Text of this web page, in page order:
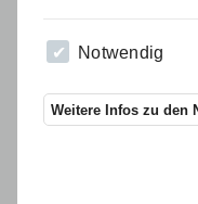
Notwendig
Weitere Infos zu den
Links
D.I.B.-MV